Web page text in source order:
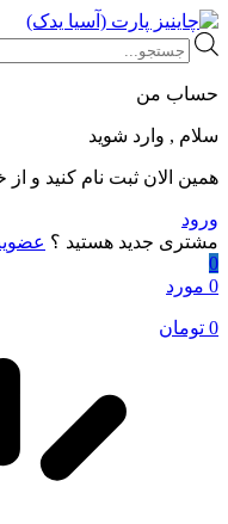
Products
search
حساب من
سلام , وارد شوید
همین الان ثبت نام کنید و
ورود
مشتری جدید هستید ؟
0
0 مورد
0 تومان